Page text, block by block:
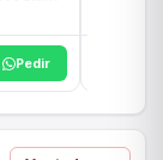
Pedir